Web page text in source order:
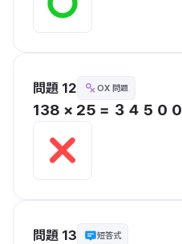
問題 12 OX 問題
138 × 25 = ３４５００
問題 13 短答式